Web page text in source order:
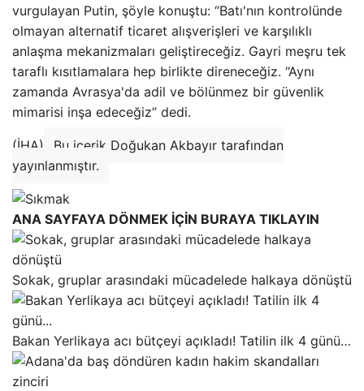
vurgulayan Putin, şöyle konuştu: “Batı'nın kontrolünde
olmayan alternatif ticaret alışverişleri ve karşılıklı
anlaşma mekanizmaları geliştireceğiz. Gayri meşru tek
taraflı kısıtlamalara hep birlikte direneceğiz. “Aynı
zamanda Avrasya'da adil ve bölünmez bir güvenlik
mimarisi inşa edeceğiz” dedi.
(İHA)
Bu içerik Doğukan Akbayır tarafından
yayınlanmıştır.
ANA SAYFAYA DÖNMEK İÇİN BURAYA TIKLAYIN
Sokak, gruplar arasındaki mücadelede halkaya dönüştü
Bakan Yerlikaya acı bütçeyi açıkladı! Tatilin ilk 4 günü…